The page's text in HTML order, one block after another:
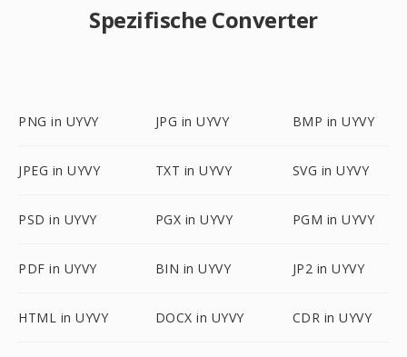
Spezifische Converter
PNG in UYVY JPG in UYVY BMP in UYVY
JPEG in UYVY TXT in UYVY SVG in UYVY
PSD in UYVY PGX in UYVY PGM in UYVY
PDF in UYVY BIN in UYVY JP2 in UYVY
HTML in UYVY DOCX in UYVY CDR in UYVY